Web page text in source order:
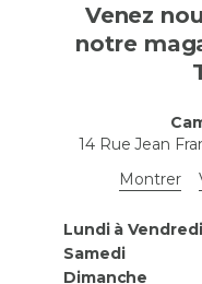
Venez
notre
14 Rue Jean
Montrer
Lundi à Vendredi
Samedi
Dimanche